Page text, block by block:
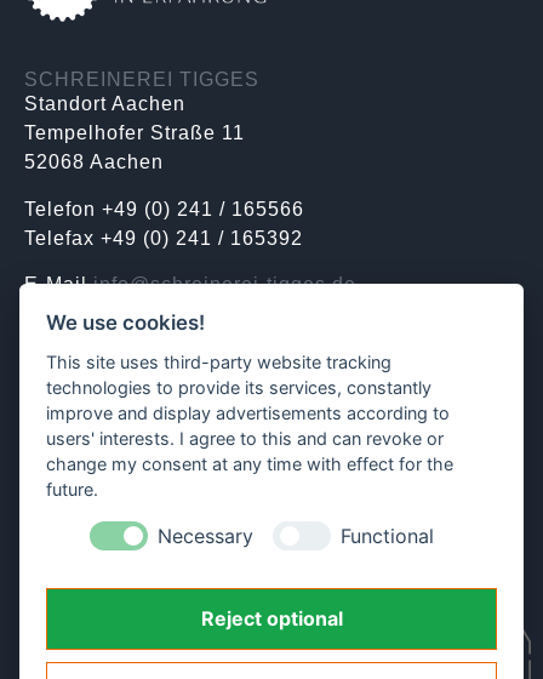
SCHREINEREI TIGGES
Standort Aachen
Tempelhofer Straße 11
52068 Aachen
Telefon +49 (0) 241 / 165566
Telefax +49 (0) 241 / 165392
E-Mailinfo@schreinerei-tigges.de
Kontakt | Termine
ÖFFNUNGSZEITEN
Mo. bis Do. 07.30 – 16.30 Uhr
Fr. 07.30 – 13.30 Uhr
We use cookies!
This site uses third-party website tracking
technologies to provide its services, constantly
improve and display advertisements according to
users' interests. I agree to this and can revoke or
change my consent at any time with effect for the
future.
Necessary Functional
Reject optional